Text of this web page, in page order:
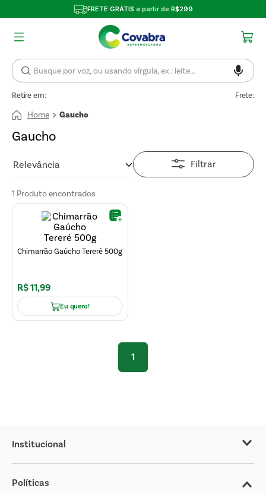
FRETE GRÁTIS a partir de R$299
Retire em: Frete:
Gaucho
Gaucho
Relevância Filtrar
1 Produto
Chimarrão Gaúcho Tereré 500g
R$11,99
Eu quero!
1
Institucional
Sobre o Covabra
Nossas Lojas
Políticas